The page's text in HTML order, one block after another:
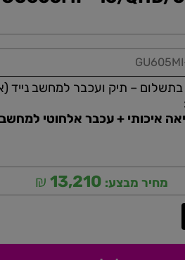
GU605MI - 16/
– תיק ועכבר למחשב נייד
+ עכבר אלחוטי למחשב
מבצע: ₪13,210